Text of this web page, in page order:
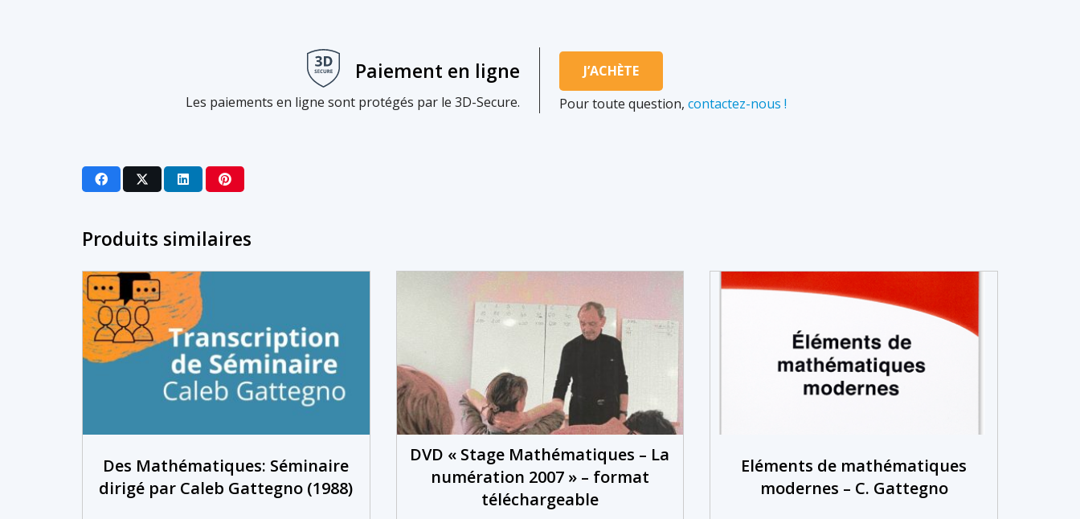
Paiement en ligne
Les paiements en ligne sont protégés par le 3D-Secure.
J’ACHÈTE
Pour toute question, contactez-nous !
Produits similaires
Des Mathématiques: Séminaire
dirigé par Caleb Gattegno (1988)
DVD « Stage Mathématiques – La
numération 2007 » – format
téléchargeable
Eléments de mathématiques
modernes – C. Gattegno